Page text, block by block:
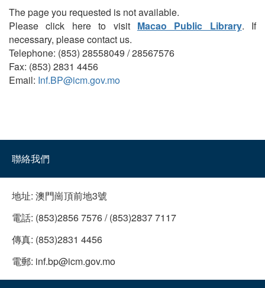
The page you requested is not available.
Please click here to visit Macao Public Library. If
necessary, please contact us.
Telephone: (853) 28558049 / 28567576
Fax: (853) 2831 4456
Email: Inf.BP@icm.gov.mo
聯絡我們
地址: 澳門崗頂前地3號
電話: (853)2856 7576 / (853)2837 7117
傳真: (853)2831 4456
電郵: inf.bp@icm.gov.mo